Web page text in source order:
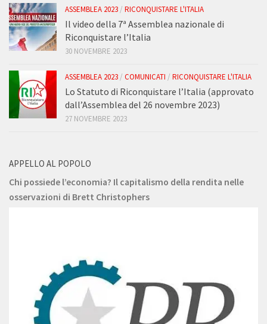
ASSEMBLEA 2023 / RICONQUISTARE L'ITALIA
Il video della 7ª Assemblea nazionale di
Riconquistare l’Italia
30 NOVEMBRE 2023
ASSEMBLEA 2023 / COMUNICATI / RICONQUISTARE L'ITALIA
Lo Statuto di Riconquistare l’Italia (approvato
dall’Assemblea del 26 novembre 2023)
27 NOVEMBRE 2023
APPELLO AL POPOLO
Chi possiede l’economia? Il capitalismo della rendita nelle
osservazioni di Brett Christophers